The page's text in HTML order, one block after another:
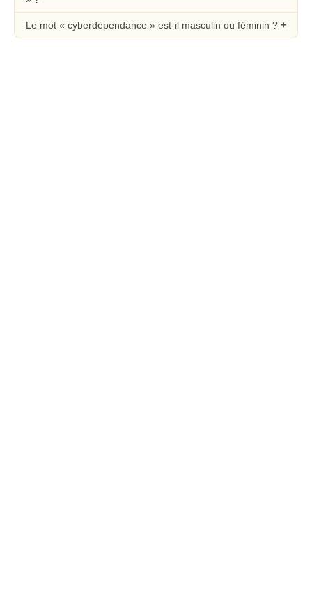
Le mot « cyberdépendance » est-il masculin ou féminin ?